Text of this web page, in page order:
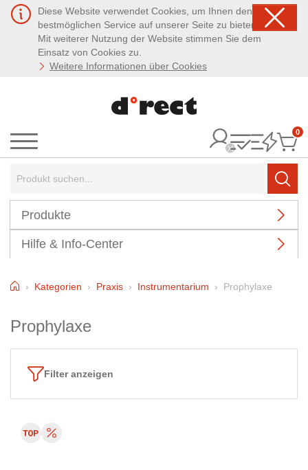
Diese Website verwendet Cookies, um Ihnen den
bestmöglichen Service auf unserer Seite zu bieten.
Mit weiterer Nutzung der Website stimmen Sie dem
Einsatz von Cookies zu.
Weitere Informationen über Cookies
Menü
0
Produkte
Hilfe & Info-Center
HomeKategorien Praxis Instrumentarium Prophylaxe
Prophylaxe
Filter anzeigen